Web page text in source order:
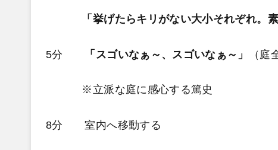
「挙げたらキリがない大小それぞれ。
5分 「スゴいなぁ～、スゴいなぁ～」 （庭
※立派な庭に感心する篤史
8分 室内へ移動する